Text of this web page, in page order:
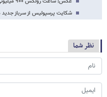
شکایت پرسپولیس از سرباز جدید
نظر شما